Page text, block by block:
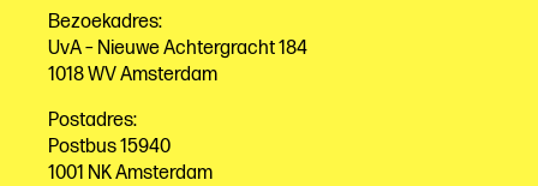
Bezoekadres:
UvA – Nieuwe Achtergracht 184
1018 WV Amsterdam
Postadres:
Postbus 15940
1001 NK Amsterdam